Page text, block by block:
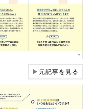
▶元記事を見る